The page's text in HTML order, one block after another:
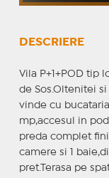
DESCRIERE
Vila P+1+POD tip
de Sos.Oltenitei
vinde cu
mp,accesul in
preda complet
camere si 1
pret.Terasa pe